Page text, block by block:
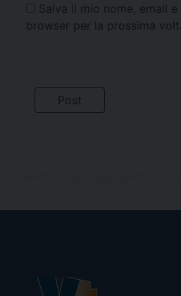
Salva il mio nome, email
browser per la prossima